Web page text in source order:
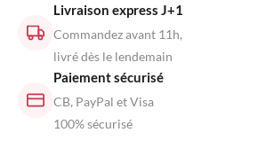
Livraison express J+1
Commandez avant 11h,
livré dès le lendemain
Paiement sécurisé
CB, PayPal et Visa
100% sécurisé